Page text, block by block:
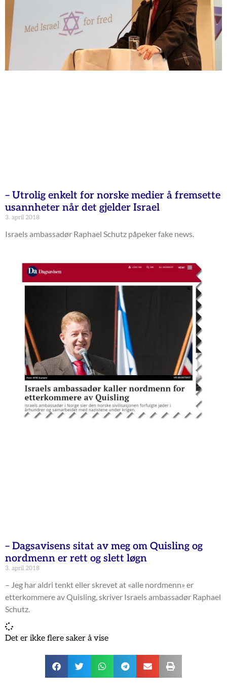
– Utrolig enkelt for norske medier å fremsette
usannheter når det gjelder Israel
3. april 2018
Israels ambassadør Raphael Schutz påpeker fake news.
– Dagsavisens sitat av meg om Quisling og
nordmenn er rett og slett løgn
3. april 2018
– Jeg har aldri tenkt eller skrevet at «alle nordmenn» er
etterkommere av Quisling, skriver Israels ambassadør Raphael
Schutz.
Det er ikke flere saker å vise